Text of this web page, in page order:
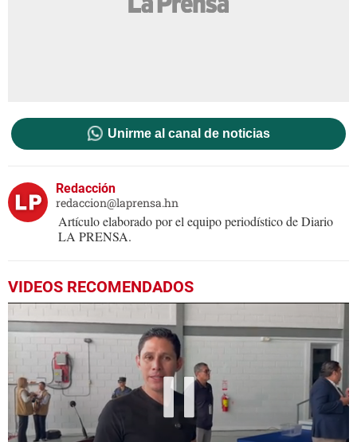
Unirme al canal de noticias
Redacción
redaccion@laprensa.hn
Artículo elaborado por el equipo periodístico de Diario
LA PRENSA.
VIDEOS RECOMENDADOS